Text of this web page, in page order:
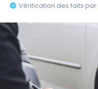
Vérification des faits par